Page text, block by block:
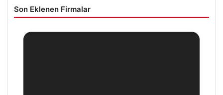
Son Eklenen Firmalar